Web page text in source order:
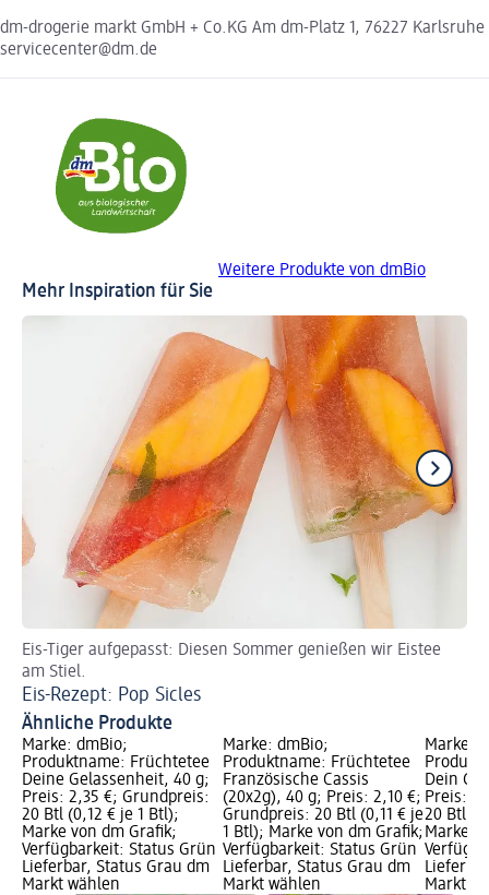
dm-drogerie markt GmbH + Co.KG Am dm-Platz 1, 76227 Karlsruhe
servicecenter@dm.de
Weitere Produkte von dmBio
Mehr Inspiration für Sie
Eis-Tiger aufgepasst: Diesen Sommer genießen wir Eistee
am Stiel.
Eis-Rezept: Pop Sicles
Ähnliche Produkte
Marke: dmBio;
Produktname: Früchtetee
Deine Gelassenheit, 40 g;
Preis: 2,35 €; Grundpreis:
20 Btl (0,12 € je 1 Btl);
Marke von dm Grafik;
Verfügbarkeit: Status Grün
Lieferbar, Status Grau dm
Markt wählen
Marke: dmBio;
Produktname: Früchtetee
Französische Cassis
(20x2g), 40 g; Preis: 2,10 €;
Grundpreis: 20 Btl (0,11 € je
1 Btl); Marke von dm Grafik;
Verfügbarkeit: Status Grün
Lieferbar, Status Grau dm
Markt wählen
Marke:
Dein
Preis:
20 Btl
Marke
Markt